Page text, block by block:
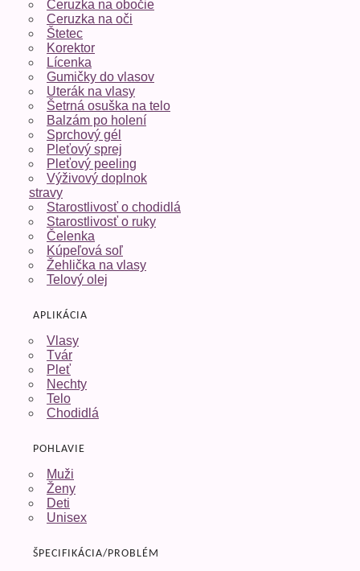
Ceruzka na obočie
Ceruzka na oči
Štetec
Korektor
Lícenka
Gumičky do vlasov
Uterák na vlasy
Šetrná osuška na telo
Balzám po holení
Sprchový gél
Pleťový sprej
Pleťový peeling
Výživový doplnok
stravy
Starostlivosť o chodidlá
Starostlivosť o ruky
Čelenka
Kúpeľová soľ
Žehlička na vlasy
Telový olej
APLIKÁCIA
Vlasy
Tvár
Pleť
Nechty
Telo
Chodidlá
POHLAVIE
Muži
Ženy
Deti
Unisex
ŠPECIFIKÁCIA/PROBLÉM